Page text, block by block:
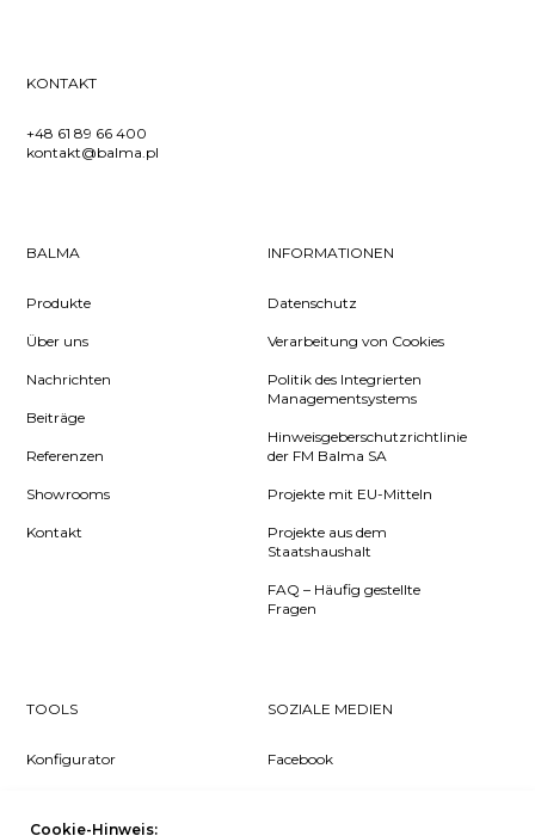
KONTAKT
+48 61 89 66 400
kontakt@balma.pl
BALMA
Produkte
Über uns
Nachrichten
Beiträge
Referenzen
Showrooms
Kontakt
INFORMATIONEN
Datenschutz
Verarbeitung von Cookies
Politik des Integrierten
Managementsystems
Hinweisgeberschutzrichtlinie
der FM Balma SA
Projekte mit EU-Mitteln
Projekte aus dem
Staatshaushalt
FAQ – Häufig gestellte
Fragen
TOOLS
Konfigurator
SOZIALE MEDIEN
Facebook
Cookie-Hinweis: